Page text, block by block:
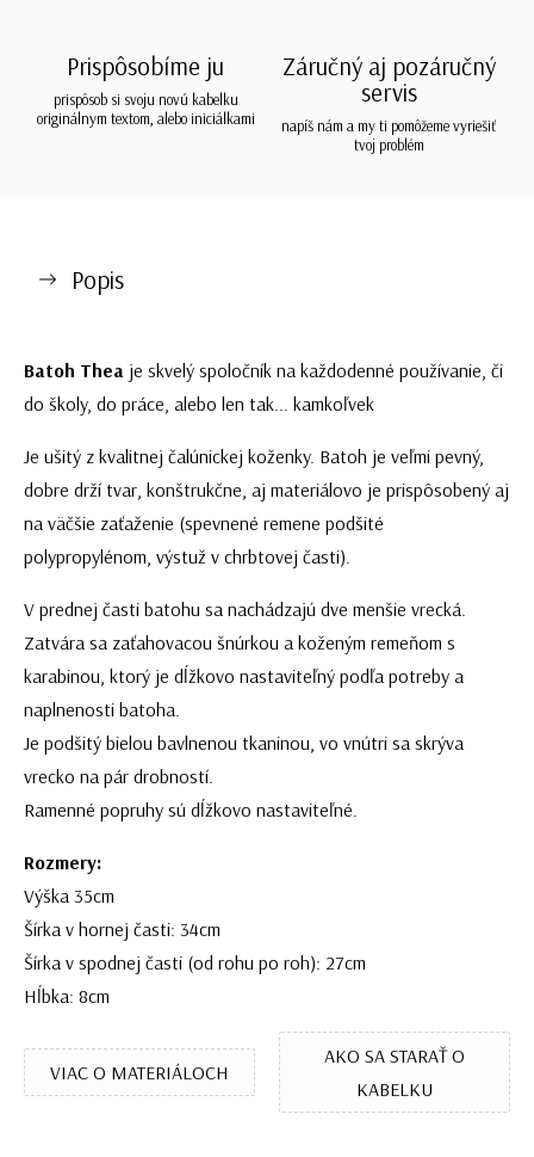
Prispôsobíme ju
prispôsob si svoju novú kabelku
originálnym textom, alebo iniciálkami
Záručný aj pozáručný
servis
napíš nám a my ti pomôžeme vyriešiť
tvoj problém
Popis
Batoh Thea je skvelý spoločník na každodenné používanie, či
do školy, do práce, alebo len tak... kamkoľvek
Je ušitý z kvalitnej čalúnickej koženky. Batoh je veľmi pevný,
dobre drží tvar, konštrukčne, aj materiálovo je prispôsobený aj
na väčšie zaťaženie (spevnené remene podšité
polypropylénom, výstuž v chrbtovej časti).
V prednej časti batohu sa nachádzajú dve menšie vrecká.
Zatvára sa zaťahovacou šnúrkou a koženým remeňom s
karabinou, ktorý je dĺžkovo nastaviteľný podľa potreby a
naplnenosti batoha.
Je podšitý bielou bavlnenou tkaninou, vo vnútri sa skrýva
vrecko na pár drobností.
Ramenné popruhy sú dĺžkovo nastaviteľné.
Rozmery:
Výška 35cm
Šírka v hornej časti: 34cm
Šírka v spodnej časti (od rohu po roh): 27cm
Hĺbka: 8cm
VIAC O MATERIÁLOCH
AKO SA STARAŤ O
KABELKU